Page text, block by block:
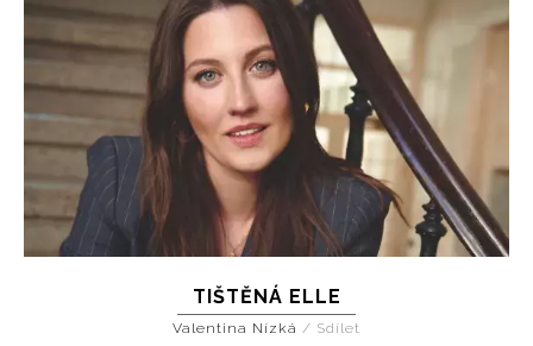
TIŠTĚNÁ ELLE
Valentina Nízká / Sdílet